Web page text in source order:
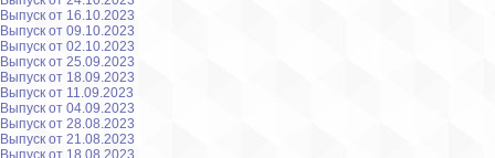
Выпуск от 16.10.2023
Выпуск от 09.10.2023
Выпуск от 02.10.2023
Выпуск от 25.09.2023
Выпуск от 18.09.2023
Выпуск от 11.09.2023
Выпуск от 04.09.2023
Выпуск от 28.08.2023
Выпуск от 21.08.2023
Выпуск от 18.08.2023